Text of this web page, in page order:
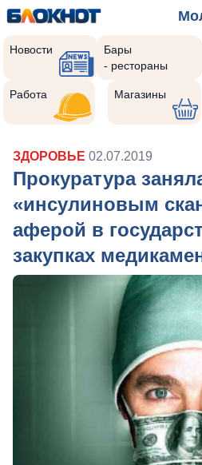
Новости
Бары
- рестораны
Работа Магазины
ЗДОРОВЬЕ 02.07.2019
Прокуратура
«инсулиновым
аферой в
закупках